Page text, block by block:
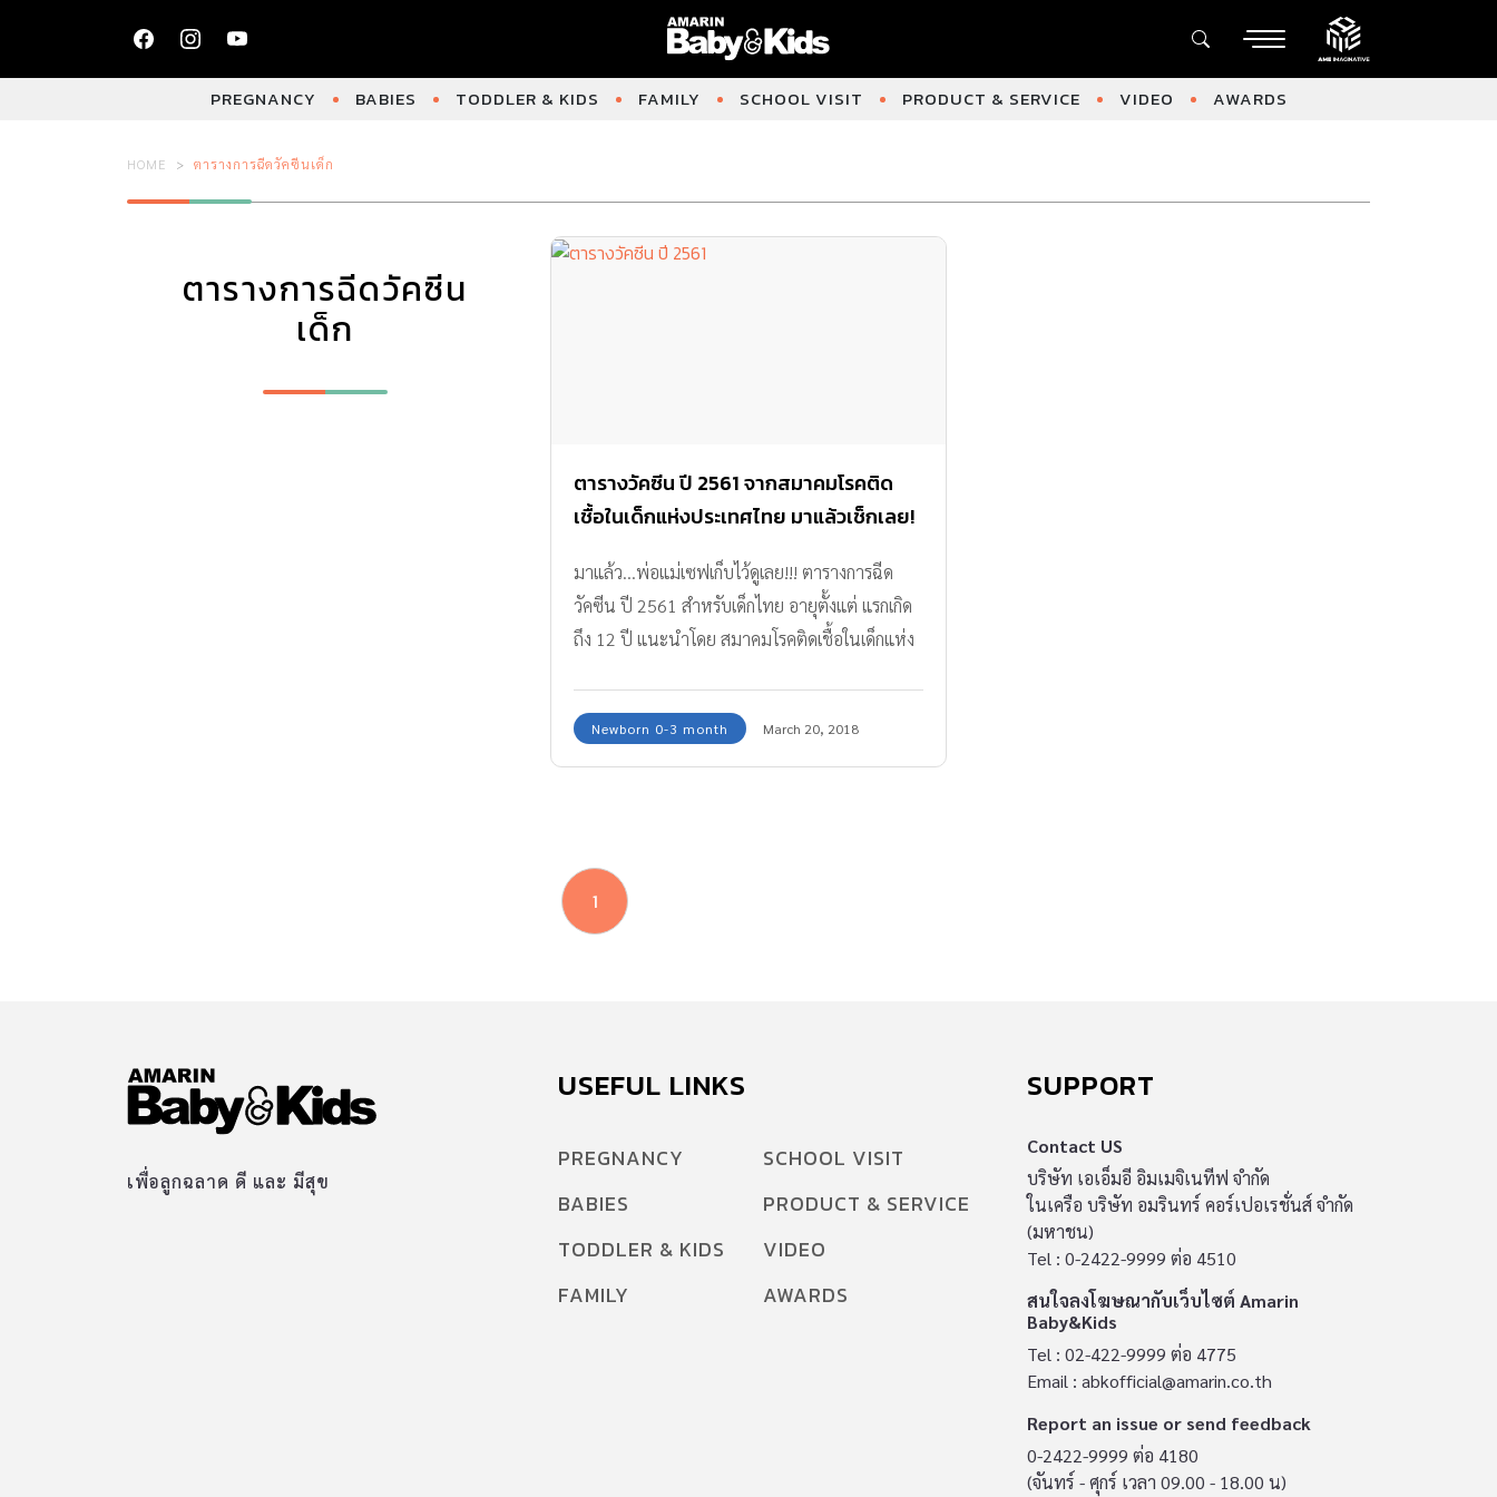
PREGNANCY BABIES TODDLER & KIDS FAMILY SCHOOL VISIT PRODUCT & SERVICE VIDEO AWARDS
HOME ตารางการฉีดวัคซีนเด็ก
ตารางการฉีดวัคซีน
เด็ก
ตารางวัคซีน ปี 2561 จากสมาคมโรคติด
เชื้อในเด็กแห่งประเทศไทย มาแล้วเช็กเลย!
มาแล้ว...พ่อแม่เซฟเก็บไว้ดูเลย!!! ตารางการฉีด
วัคซีน ปี 2561 สำหรับเด็กไทย อายุตั้งแต่ แรกเกิด
ถึง 12 ปี แนะนำโดย สมาคมโรคติดเชื้อในเด็กแห่ง
Newborn 0-3 month March 20, 2018
1
เพื่อลูกฉลาด ดี และ มีสุข
USEFUL LINKS
PREGNANCY
BABIES
TODDLER & KIDS
FAMILY
SCHOOL VISIT
PRODUCT & SERVICE
VIDEO
AWARDS
SUPPORT
Contact US
บริษัท เอเอ็มอี อิมเมจิเนทีฟ จำกัด
ในเครือ บริษัท อมรินทร์ คอร์เปอเรชั่นส์ จำกัด
(มหาชน)
Tel : 0-2422-9999 ต่อ 4510
สนใจลงโฆษณากับเว็บไซต์ Amarin
Baby&Kids
Tel : 02-422-9999 ต่อ 4775
Email : abkofficial@amarin.co.th
Report an issue or send feedback
0-2422-9999 ต่อ 4180
(จันทร์ - ศุกร์ เวลา 09.00 - 18.00 น)